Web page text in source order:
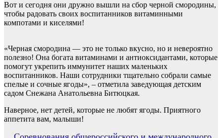
Вот и сегодня они дружно вышли на сбор черной смородины,
чтобы радовать своих воспитанников витаминными
компотами и киселями!
«Черная смородина — это не только вкусно, но и невероятно
полезно! Она богата витаминами и антиоксидантами, которые
помогут укрепить иммунитет наших маленьких
воспитанников. Наши сотрудники тщательно собрали самые
спелые и сочные ягоды», – отметила заведующая детским
садом Снежана Анатольевна Битюцкая.
Наверное, нет детей, которые не любят ягоды. Приятного
аппетита вам, малыши!